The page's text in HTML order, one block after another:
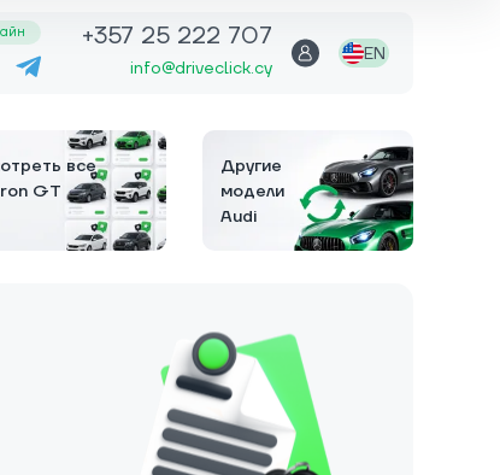
+357 25 222 707
info@driveclick.cy
EN
все
GT
Другие
модели
Audi